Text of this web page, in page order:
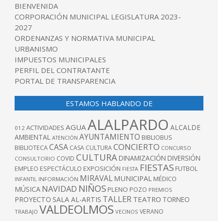
BIENVENIDA
CORPORACIÓN MUNICIPAL LEGISLATURA 2023-
2027
ORDENANZAS Y NORMATIVA MUNICIPAL
URBANISMO
IMPUESTOS MUNICIPALES
PERFIL DEL CONTRATANTE
PORTAL DE TRANSPARENCIA
ESTAMOS HABLANDO DE
012 ACTIVIDADES AGUA ALALPARDO ALCALDE
AMBIENTAL ATENCIÓN AYUNTAMIENTO BIBLIOBUS
BIBLIOTECACASA CASA CULTURACONCIERTO CONCURSO
CONSULTORIO COVID CULTURA DINAMIZACIÓN DIVERSIÓN
EMPLEO ESPECTÁCULO EXPOSICIÓN FIESTA FIESTAS FUTBOL
INFANTIL INFORMACIÓN MIRAVAL MUNICIPAL MÉDICO
MÚSICA NAVIDAD NIÑOS PLENO POZO PREMIOS
PROYECTO SALA AL-ARTIS TALLER TEATRO TORNEO
TRABAJO VALDEOLMOS VECINOS VERANO